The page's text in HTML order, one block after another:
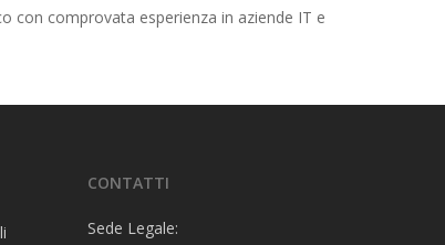
con comprovata esperienza in aziende IT e
CONTATTI
Sede Legale: